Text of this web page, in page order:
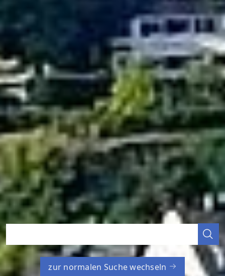
zur normalen Suche wechseln